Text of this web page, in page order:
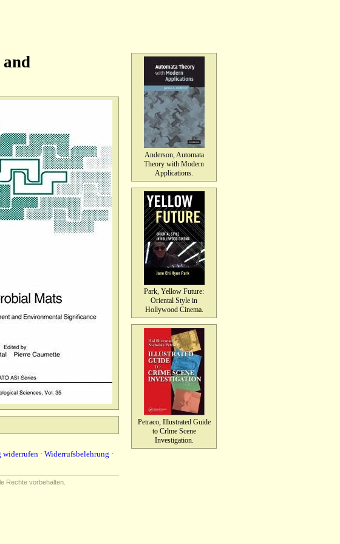
Anderson, Automata
Theory with Modern
Applications.
Park, Yellow Future:
Oriental Style in
Hollywood Cinema.
Petraco, Illustrated Guide
to Crlme Scene
Investigation.
widerrufen · Widerrufsbelehrung ·
Rechte vorbehalten.